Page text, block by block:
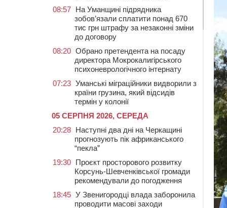
08:57 На Уманщині підрядника
зобов’язали сплатити понад 670
тис грн штрафу за незаконні зміни
до договору
08:20 Обрано претендента на посаду
директора Мокрокалигірського
психоневрологічного інтернату
07:23 Уманські міграційники видворили з
країни грузина, який відсидів
термін у колонії
05 СЕРПНЯ 2026, СЕРЕДА
20:28 Наступні два дні на Черкащині
прогнозують пік африканського
“пекла”
19:30 Проєкт просторового розвитку
Корсунь-Шевченківської громади
рекомендували до погодження
18:45 У Звенигородці влада заборонила
проводити масові заходи